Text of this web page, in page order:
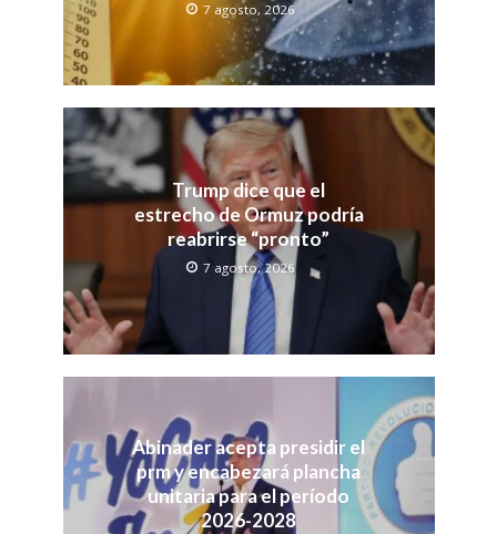
7 agosto, 2026
Trump dice que el
estrecho de Ormuz podría
reabrirse “pronto”
7 agosto, 2026
Abinader acepta presidir el
prm y encabezará plancha
unitaria para el período
2026-2028